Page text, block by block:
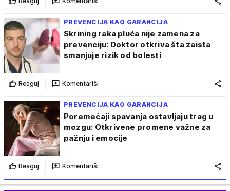
PREVENCIJA KAO GARANCIJA
Skrining raka pluća nije zamena za
prevenciju: Doktor otkriva šta zaista
smanjuje rizik od bolesti
Reaguj Komentariši
PREVENCIJA KAO GARANCIJA
Poremećaji spavanja ostavljaju trag u
mozgu: Otkrivene promene važne za
pažnju i emocije
Reaguj Komentariši